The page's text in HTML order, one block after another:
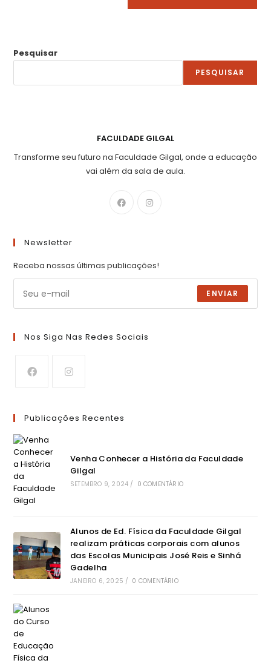
Pesquisar
PESQUISAR
FACULDADE GILGAL
Transforme seu futuro na Faculdade Gilgal, onde a educação
vai além da sala de aula.
Newsletter
Receba nossas últimas publicações!
ENVIAR
Nos Siga Nas Redes Sociais
Publicações Recentes
Venha Conhecer a História da Faculdade
Gilgal
SETEMBRO 9, 2024 / 0 COMENTÁRIO
Alunos de Ed. Física da Faculdade Gilgal
realizam práticas corporais com alunos
das Escolas Municipais José Reis e Sinhá
Gadelha
JANEIRO 6, 2025 / 0 COMENTÁRIO